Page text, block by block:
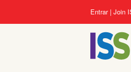
Menu
da
conta
do
Entrar Join